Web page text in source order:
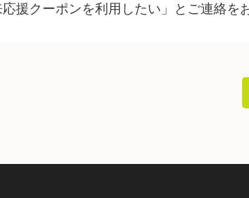
応援クーポンを利用したい」とご連絡を